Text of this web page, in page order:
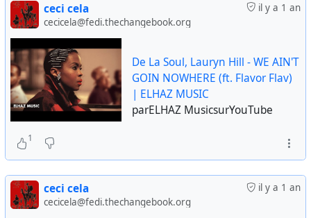
il y a 1 an
ceci cela
cecicela@fedi.thechangebook.org
De La Soul, Lauryn Hill - WE AIN'T
GOIN NOWHERE (ft. Flavor Flav)
| ELHAZ MUSIC
parELHAZ MusicsurYouTube
1
il y a 1 an
ceci cela
cecicela@fedi.thechangebook.org